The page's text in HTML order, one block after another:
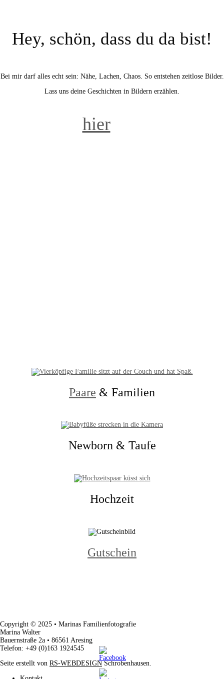
Hey, schön, dass du da bist!
Bei mir darf alles echt sein: Nähe, Lachen, Chaos. So entstehen zeitlose Bilder.
Lass uns deine Geschichten in Bildern erzählen.
hierum Deinen
Paare & Familien
Newborn & Taufe
Hochzeit
Gutschein
Copyright © 2025 • Marinas Familienfotografie
Marina Walter
Bauernstraße 2a • 86561 Aresing
Telefon: +49 (0)163 1924545
Seite erstellt von RS-WEBDESIGNSchrobenhausen.